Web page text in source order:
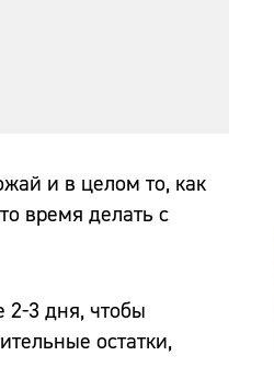
и в целом то, как
время делать с
2-3 дня, чтобы
остатки,